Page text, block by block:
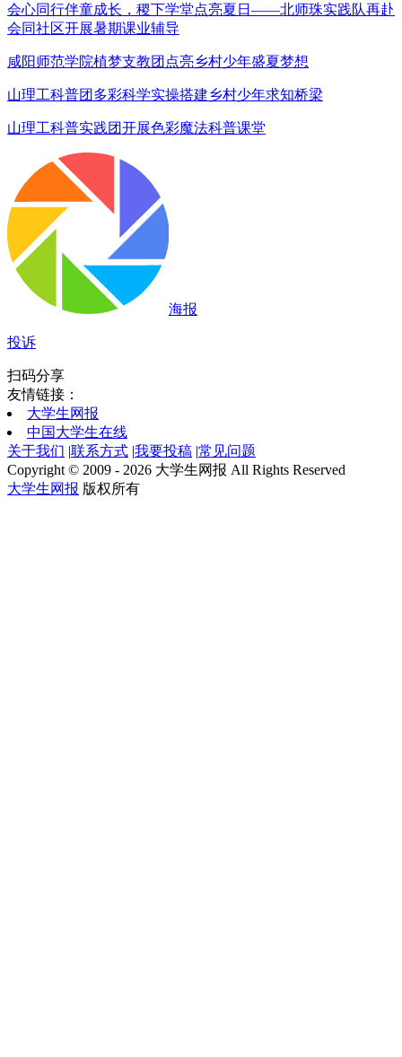
会心同行伴童成长，稷下学堂点亮夏日——北师珠实践队再赴
会同社区开展暑期课业辅导
咸阳师范学院植梦支教团点亮乡村少年盛夏梦想
山理工科普团多彩科学实操搭建乡村少年求知桥梁
山理工科普实践团开展色彩魔法科普课堂
海报
投诉
扫码分享
友情链接：
大学生网报
中国大学生在线
关于我们 |联系方式 |我要投稿 |常见问题
Copyright © 2009 - 2026 大学生网报 All Rights Reserved
大学生网报 版权所有